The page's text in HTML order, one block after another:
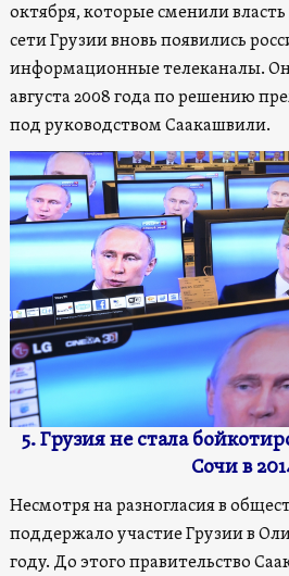
октября, которые сменили власть
сети Грузии вновь появились
информационные телеканалы.
августа 2008 года по решению
под руководством Саакашвили.
5. Грузия не стала
Сочи в
Несмотря на разногласия в
поддержало участие Грузии в
году. До этого правительство